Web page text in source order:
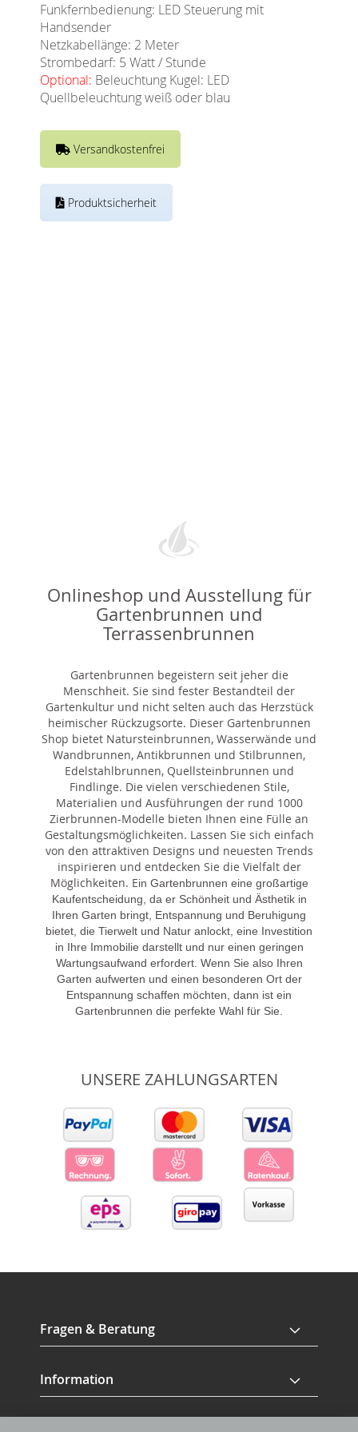
Funkfernbedienung: LED Steuerung mit
Handsender
Netzkabellänge: 2 Meter
Strombedarf: 5 Watt / Stunde
Optional: Beleuchtung Kugel: LED
Quellbeleuchtung weiß oder blau
Versandkostenfrei
Produktsicherheit
Onlineshop und Ausstellung für
Gartenbrunnen und
Terrassenbrunnen
Gartenbrunnen begeistern seit jeher die
Menschheit. Sie sind fester Bestandteil der
Gartenkultur und nicht selten auch das Herzstück
heimischer Rückzugsorte. Dieser Gartenbrunnen
Shop bietet Natursteinbrunnen, Wasserwände und
Wandbrunnen, Antikbrunnen und Stilbrunnen,
Edelstahlbrunnen, Quellsteinbrunnen und
Findlinge. Die vielen verschiedenen Stile,
Materialien und Ausführungen der rund 1000
Zierbrunnen-Modelle bieten Ihnen eine Fülle an
Gestaltungsmöglichkeiten. Lassen Sie sich einfach
von den attraktiven Designs und neuesten Trends
inspirieren und entdecken Sie die Vielfalt der
Möglichkeiten. Ein Gartenbrunnen eine großartige
Kaufentscheidung, da er Schönheit und Ästhetik in
Ihren Garten bringt, Entspannung und Beruhigung
bietet, die Tierwelt und Natur anlockt, eine Investition
in Ihre Immobilie darstellt und nur einen geringen
Wartungsaufwand erfordert. Wenn Sie also Ihren
Garten aufwerten und einen besonderen Ort der
Entspannung schaffen möchten, dann ist ein
Gartenbrunnen die perfekte Wahl für Sie.
UNSERE ZAHLUNGSARTEN
Fragen & Beratung
Information